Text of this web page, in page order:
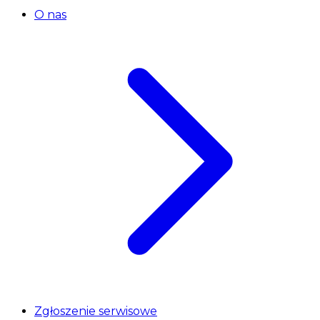
O nas
Zgłoszenie serwisowe